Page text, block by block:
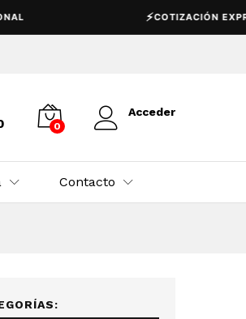
COTIZACIÓN EXPRESS
0
Acceder
Contacto
Añadir al carrito